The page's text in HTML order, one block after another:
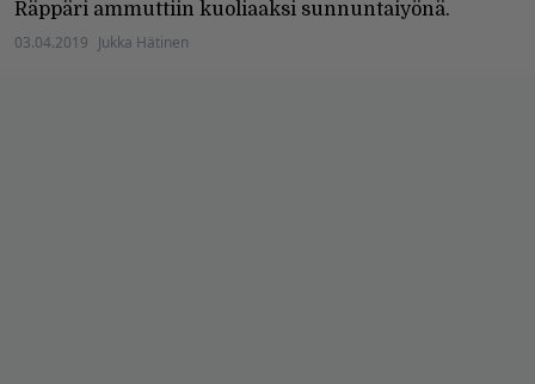
Räppäri ammuttiin kuoliaaksi sunnuntaiyönä.
03.04.2019 Jukka Hätinen